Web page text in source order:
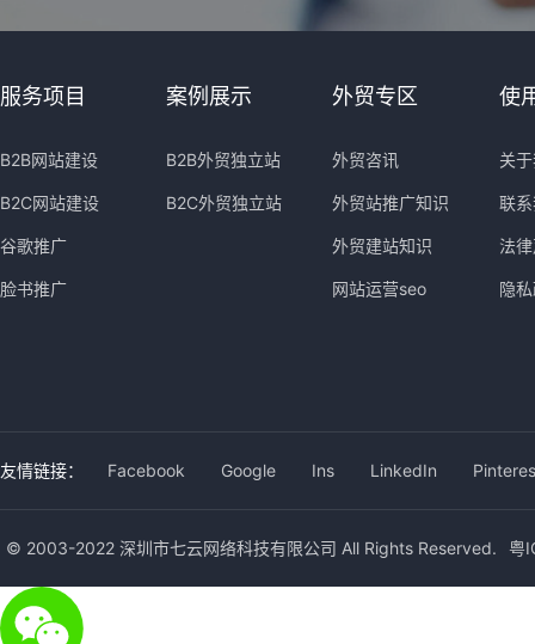
服务项目
B2B网站建设
B2C网站建设
谷歌推广
脸书推广
案例展示
B2B外贸独立站
B2C外贸独立站
外贸专区
外贸咨讯
外贸站推广知识
外贸建站知识
网站运营seo
使
关
联
法
隐
友情链接： Facebook Google Ins LinkedIn
© 2003-2022 深圳市七云网络科技有限公司 All Rights Reserved. 粤